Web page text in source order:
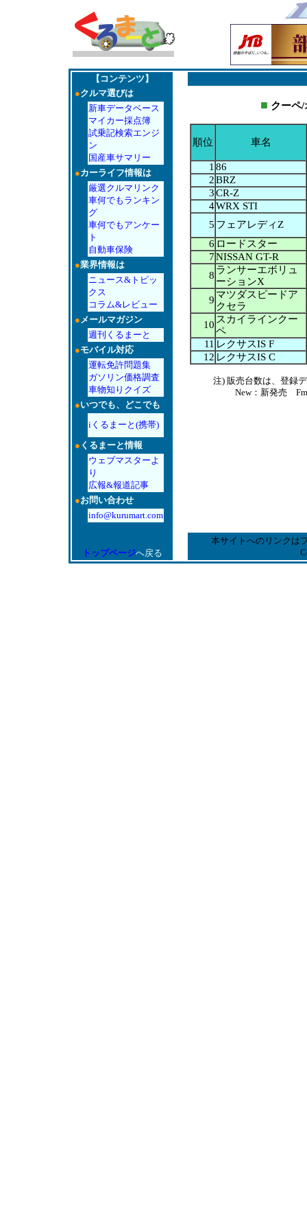
【コンテンツ】
●クルマ選びは
新車データベース
マイカー採点簿
試乗記検索エンジ
ン
国産車サマリー
●カーライフ情報は
厳選クルマリンク
車何でもランキン
グ
車何でもアンケー
ト
自動車保険
●業界情報は
ニュース&トピッ
クス
コラム&レビュー
●メールマガジン
週刊くるまーと
●モバイル対応
運転免許問題集
ガソリン価格調査
車物知りクイズ
●いつでも、どこでも
iくるまーと(携帯)
● くるまーと情報
ウェブマスターよ
り
広報&報道記事
●お問い合わせ
info@kurumart.com
トップページへ戻る
■ クーペ
順位 車名
1 86
2BRZ
3CR-Z
4WRX STI
5 フェアレディZ
6 ロードスター
7NISSAN GT-R
8 ランサーエボリュ
ーションX
9 マツダスピードア
クセラ
10 スカイラインクー
ペ
11 レクサスIS F
12 レクサスIS C
注) 販売台数は、登録
New：新発売
本サイトへのリンクは